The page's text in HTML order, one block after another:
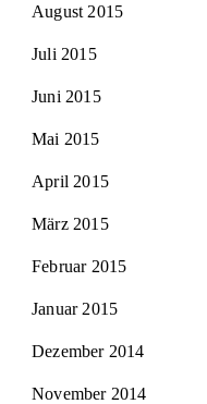
August 2015
Juli 2015
Juni 2015
Mai 2015
April 2015
März 2015
Februar 2015
Januar 2015
Dezember 2014
November 2014